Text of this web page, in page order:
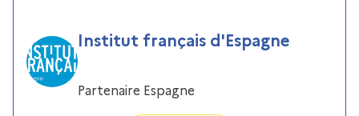
Institut français d'Espagne
Partenaire Espagne